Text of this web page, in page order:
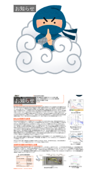
お知らせ
お知らせ